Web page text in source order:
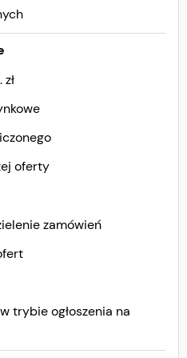
oferty
zamówień
trybie ogłoszenia na